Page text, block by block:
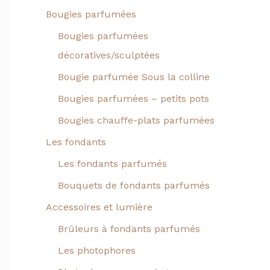
Bougies parfumées
Bougies parfumées
décoratives/sculptées
Bougie parfumée Sous la colline
Bougies parfumées – petits pots
Bougies chauffe-plats parfumées
Les fondants
Les fondants parfumés
Bouquets de fondants parfumés
Accessoires et lumière
Brûleurs à fondants parfumés
Les photophores